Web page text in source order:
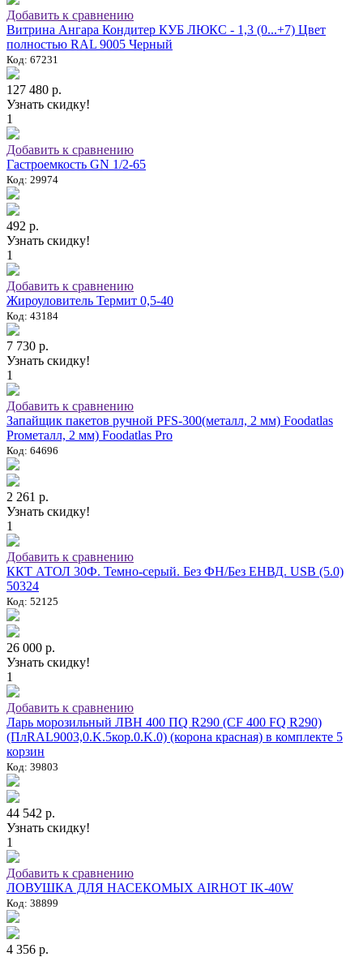
Добавить к сравнению
Витрина Ангара Кондитер КУБ ЛЮКС - 1,3 (0...+7) Цвет
полностью RAL 9005 Черный
Код: 67231
127 480 р.
Узнать скидку!
1
Добавить к сравнению
Гастроемкость GN 1/2-65
Код: 29974
492 р.
Узнать скидку!
1
Добавить к сравнению
Жироуловитель Термит 0,5-40
Код: 43184
7 730 р.
Узнать скидку!
1
Добавить к сравнению
Запайщик пакетов ручной PFS-300(металл, 2 мм) Foodatlas
Proметалл, 2 мм) Foodatlas Pro
Код: 64696
2 261 р.
Узнать скидку!
1
Добавить к сравнению
ККТ АТОЛ 30Ф. Темно-серый. Без ФН/Без ЕНВД. USB (5.0)
50324
Код: 52125
26 000 р.
Узнать скидку!
1
Добавить к сравнению
Ларь морозильный ЛВН 400 ПQ R290 (СF 400 FQ R290)
(ПлRAL9003,0.K.5кор.0.K.0) (корона красная) в комплекте 5
корзин
Код: 39803
44 542 р.
Узнать скидку!
1
Добавить к сравнению
ЛОВУШКА ДЛЯ НАСЕКОМЫХ AIRHOT IK-40W
Код: 38899
4 356 р.